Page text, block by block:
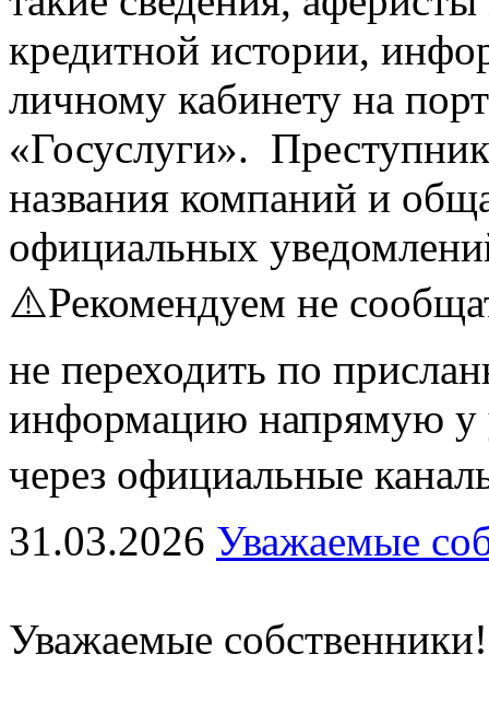
кредитной истории,
личному кабинету на
«Госуслуги».
названия компаний и
официальных
⚠️Рекомендуем не
не переходить по
информацию напрямую у
через официальные
31.03.2026 Уважаемые
Уважаемые собственники!